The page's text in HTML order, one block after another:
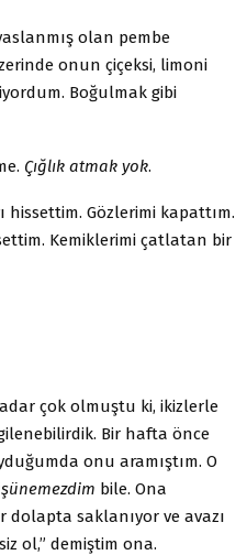
olan pembe
onun çiçeksi, limoni
Boğulmak gibi
Çığlık atmak yok.
hissettim. Gözlerimi kapattım.
Kemiklerimi çatlatan bir
çok olmuştu ki, ikizlerle
Bir hafta önce
onu aramıştım. O
bile. Ona
dolapta saklanıyor ve avazı
ol,” demiştim ona.